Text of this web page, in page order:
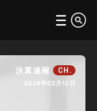
決算速報 CH.
2026年02月12日